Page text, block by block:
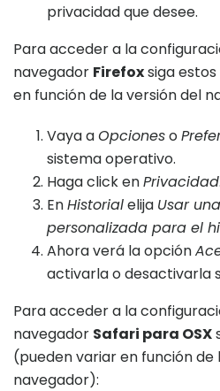
privacidad que desee.
Para acceder a la
navegador Firefoxsiga
en función de la versión del
Vaya aOpcioneso
sistema operativo.
Haga click enPrivacidad.
EnHistorialelija Usar
personalizada para el
Ahora verá la opción
activarla o desactivarla
Para acceder a la
navegador Safari para OSX
(pueden variar en función de
navegador):